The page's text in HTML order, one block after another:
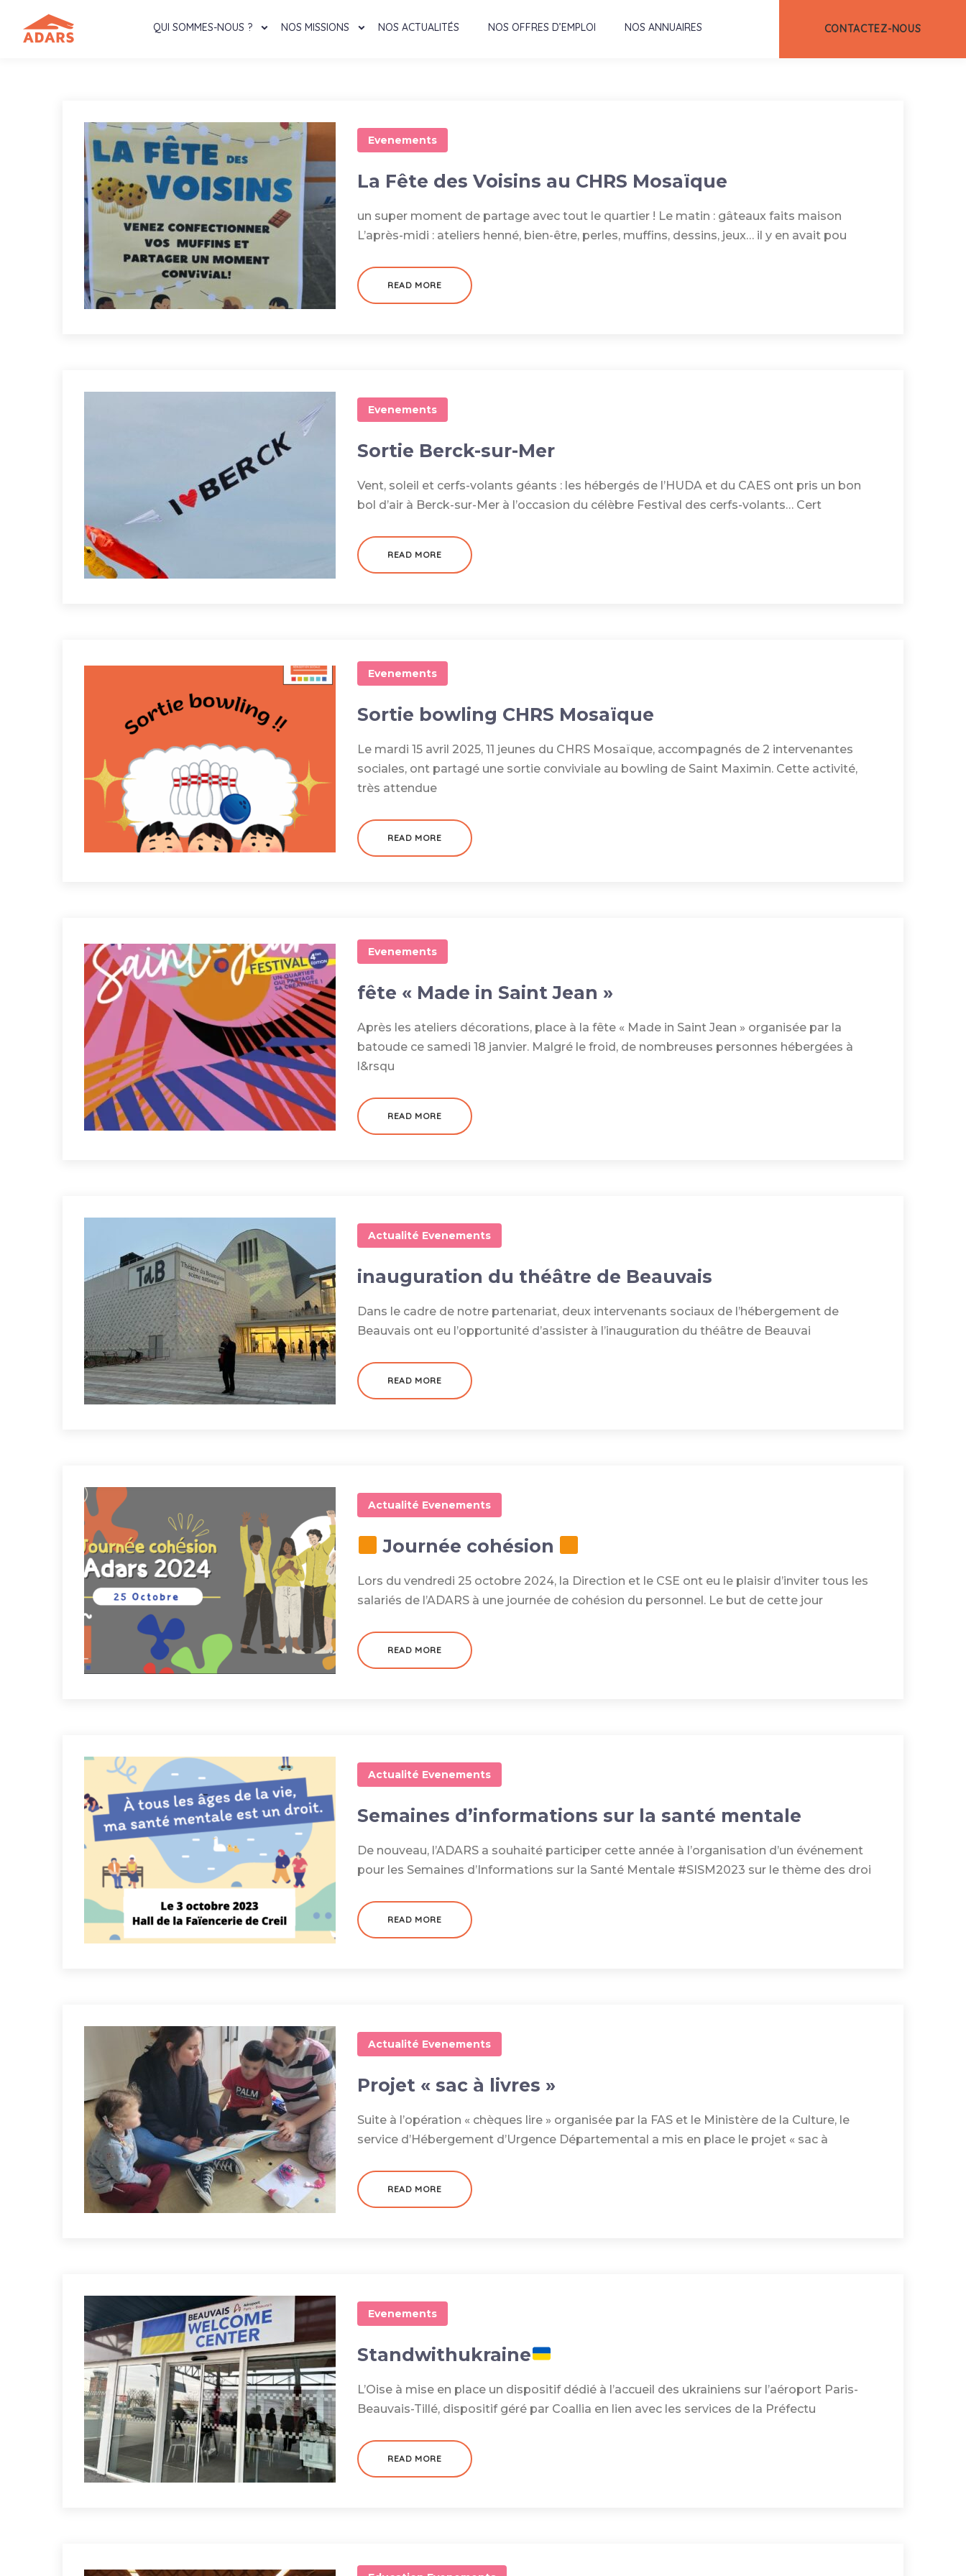
QUI SOMMES-NOUS ? NOS MISSIONS NOS ACTUALITÉS NOS OFFRES D’EMPLOI NOS ANNUAIRES CONTACTEZ-NOUS
Evenements
La Fête des Voisins au CHRS Mosaïque
un super moment de partage avec tout le quartier ! Le matin : gâteaux faits maison
L’après-midi : ateliers henné, bien-être, perles, muffins, dessins, jeux… il y en avait pou
READ MORE
Evenements
Sortie Berck-sur-Mer
Vent, soleil et cerfs-volants géants : les hébergés de l’HUDA et du CAES ont pris un bon
bol d’air à Berck-sur-Mer à l’occasion du célèbre Festival des cerfs-volants… Cert
READ MORE
Evenements
Sortie bowling CHRS Mosaïque
Le mardi 15 avril 2025, 11 jeunes du CHRS Mosaïque, accompagnés de 2 intervenantes
sociales, ont partagé une sortie conviviale au bowling de Saint Maximin. Cette activité,
très attendue
READ MORE
Evenements
fête « Made in Saint Jean »
Après les ateliers décorations, place à la fête « Made in Saint Jean » organisée par la
batoude ce samedi 18 janvier. Malgré le froid, de nombreuses personnes hébergées à
l&rsqu
READ MORE
Actualité Evenements
inauguration du théâtre de Beauvais
Dans le cadre de notre partenariat, deux intervenants sociaux de l’hébergement de
Beauvais ont eu l’opportunité d’assister à l’inauguration du théâtre de Beauvai
READ MORE
Actualité Evenements
Journée cohésion
Lors du vendredi 25 octobre 2024, la Direction et le CSE ont eu le plaisir d’inviter tous les
salariés de l’ADARS à une journée de cohésion du personnel. Le but de cette jour
READ MORE
Actualité Evenements
Semaines d’informations sur la santé mentale
De nouveau, l’ADARS a souhaité participer cette année à l’organisation d’un événement
pour les Semaines d’Informations sur la Santé Mentale #SISM2023 sur le thème des droi
READ MORE
Actualité Evenements
Projet « sac à livres »
Suite à l’opération « chèques lire » organisée par la FAS et le Ministère de la Culture, le
service d’Hébergement d’Urgence Départemental a mis en place le projet « sac à
READ MORE
Evenements
Standwithukraine
L’Oise à mise en place un dispositif dédié à l’accueil des ukrainiens sur l’aéroport Paris-
Beauvais-Tillé, dispositif géré par Coallia en lien avec les services de la Préfectu
READ MORE